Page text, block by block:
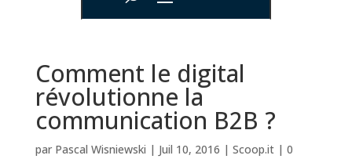
Comment le digital
révolutionne la
communication B2B ?
par Pascal Wisniewski | Juil 10, 2016 | Scoop.it| 0